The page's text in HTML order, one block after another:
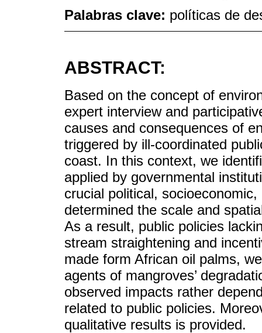
Palabras clave: políticas de
ABSTRACT:
Based on the concept of
expert interview and
causes and consequences of
triggered by ill-coordinated
coast. In this context, we
applied by governmental
crucial political,
determined the scale and
As a result, public policies
stream straightening and
made form African oil palms,
agents of mangroves’
observed impacts rather
related to public policies.
qualitative results is provided.